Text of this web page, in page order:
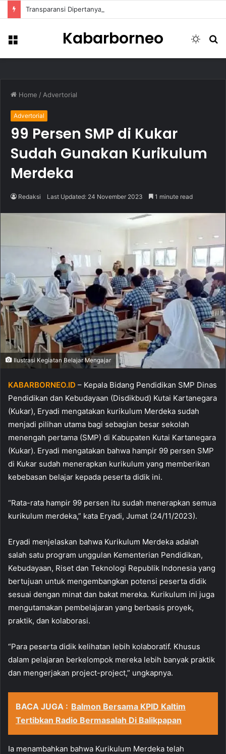
Menu Kabarborneo
Switch
Home / Advertorial
Advertorial
99 Persen SMP di Kukar
Sudah Gunakan Kurikulum
Merdeka
Redaksi Last Updated: 24 November 2023 1 minute read
Ilustrasi Kegiatan Belajar Mengajar
KABARBORNEO.ID – Kepala Bidang Pendidikan SMP Dinas
Pendidikan dan Kebudayaan (Disdikbud) Kutai Kartanegara
(Kukar), Eryadi mengatakan kurikulum Merdeka sudah
menjadi pilihan utama bagi sebagian besar sekolah
menengah pertama (SMP) di Kabupaten Kutai Kartanegara
(Kukar). Eryadi mengatakan bahwa hampir 99 persen SMP
di Kukar sudah menerapkan kurikulum yang memberikan
kebebasan belajar kepada peserta didik ini.
“Rata-rata hampir 99 persen itu sudah menerapkan semua
kurikulum merdeka,” kata Eryadi, Jumat (24/11/2023).
Eryadi menjelaskan bahwa Kurikulum Merdeka adalah
salah satu program unggulan Kementerian Pendidikan,
Kebudayaan, Riset dan Teknologi Republik Indonesia yang
bertujuan untuk mengembangkan potensi peserta didik
sesuai dengan minat dan bakat mereka. Kurikulum ini juga
mengutamakan pembelajaran yang berbasis proyek,
praktik, dan kolaborasi.
“Para peserta didik kelihatan lebih kolaboratif. Khusus
dalam pelajaran berkelompok mereka lebih banyak praktik
dan mengerjakan project-project,” ungkapnya.
BACA JUGA : Balmon Bersama KPID Kaltim
Tertibkan Radio Bermasalah Di Balikpapan
Ia menambahkan bahwa Kurikulum Merdeka telah